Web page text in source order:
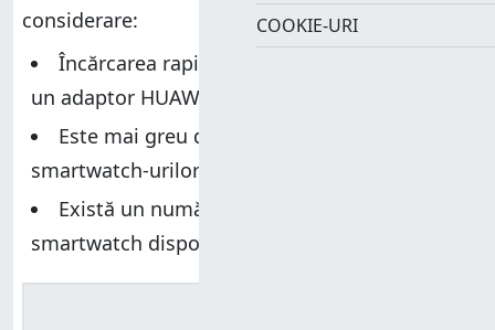
considerare:
Încărcarea rapidă este disponibilă doar cu
un adaptor HUAWEI
Este mai greu decât majoritatea
smartwatch-urilor
Există un număr limitat de aplicații pentru
smartwatch disponibile pentru acesta
COOKIE-URI